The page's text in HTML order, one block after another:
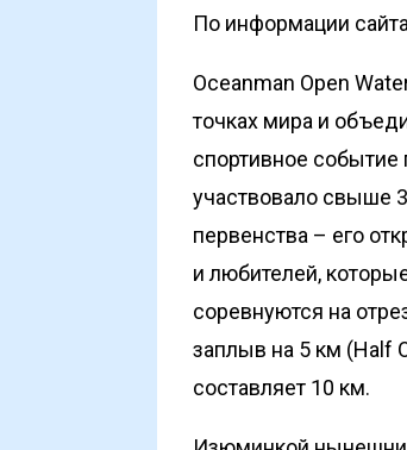
По информации
Oceanman Open
точках мира и
спортивное
участвовало свыше
первенства – его
и любителей,
соревнуются на
заплыв на 5 км (Half
составляет 10 км.